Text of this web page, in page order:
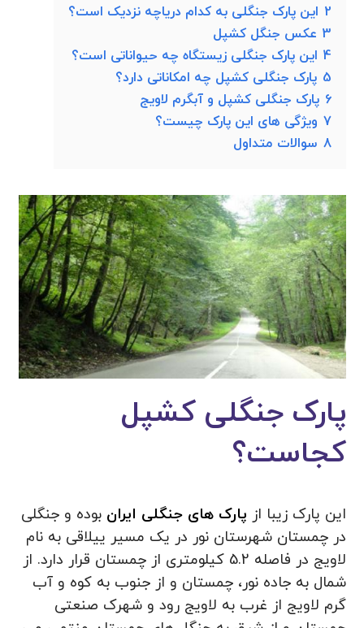
2 این پارک جنگلی به کدام دریاچه نزدیک است؟
3 عکس جنگل کشپل
4 این پارک جنگلی زیستگاه چه حیواناتی است؟
5 پارک جنگلی کشپل چه امکاناتی دارد؟
6 پارک جنگلی کشپل و آبگرم لاویج
7 ویژگی های این پارک چیست؟
8 سوالات متداول
پارک جنگلی کشپل
کجاست؟
این پارک زیبا از پارک های جنگلی ایران بوده و جنگلی
در چمستان شهرستان نور در یک مسیر ییلاقی به نام
لاویج در فاصله 5.2 کیلومتری از چمستان قرار دارد. از
شمال به جاده نور، چمستان و از جنوب به کوه و آب
گرم لاویج از غرب به لاویج رود و شهرک صنعتی